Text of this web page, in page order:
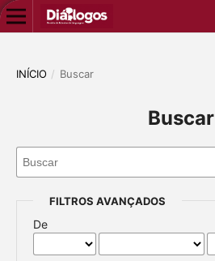
INÍCIO / Buscar
Buscar
FILTROS AVANÇADOS
De